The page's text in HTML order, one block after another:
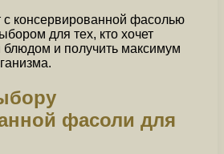
с консервированной фасолью
для тех, кто хочет
блюдом и получить максимум
фасоли для